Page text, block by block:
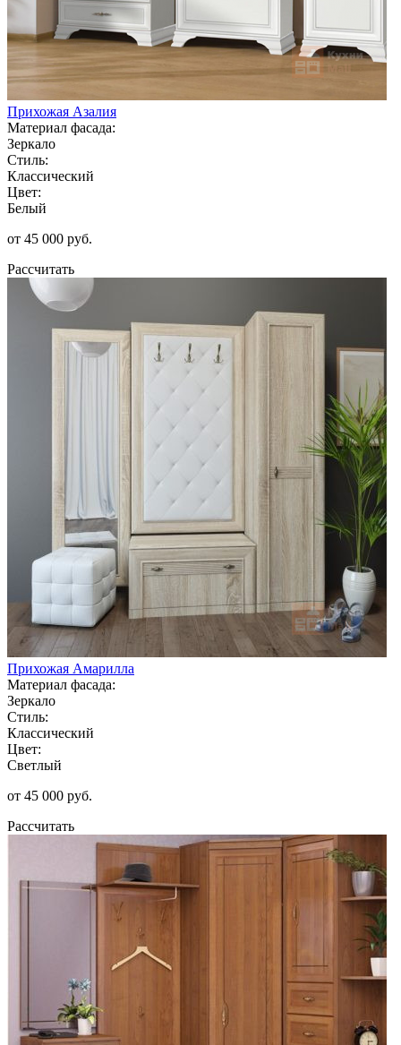
Прихожая Азалия
Материал фасада:
Зеркало
Стиль:
Классический
Цвет:
Белый
от 45 000 руб.
Рассчитать
Прихожая Амарилла
Материал фасада:
Зеркало
Стиль:
Классический
Цвет:
Светлый
от 45 000 руб.
Рассчитать